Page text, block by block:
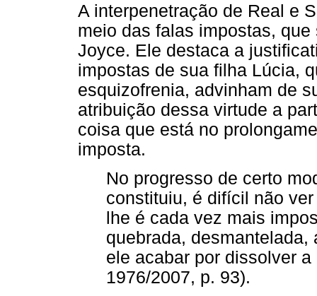
A interpenetração de Real e
meio das falas impostas,
Joyce. Ele destaca a
impostas de sua filha Lúcia,
esquizofrenia, advinham de
atribuição dessa virtude a
coisa que está no
imposta.
No progresso de certo
constituiu, é difícil não
lhe é cada vez mais
quebrada,
ele acabar por dissolver
1976/2007, p. 93).